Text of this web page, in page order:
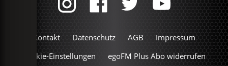
Kontakt Datenschutz AGB
Impressum
Cookie-Einstellungen
egoFM Plus Abo widerrufen